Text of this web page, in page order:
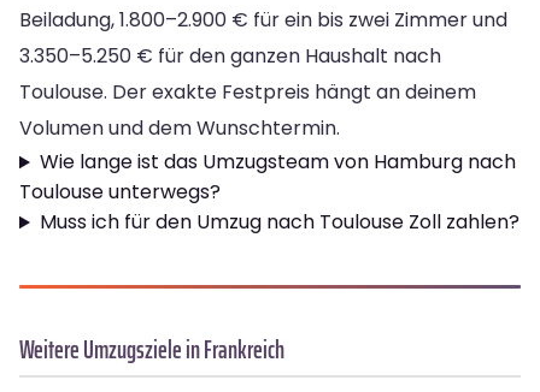
Beiladung, 1.800–2.900 € für ein bis zwei Zimmer und
3.350–5.250 € für den ganzen Haushalt nach
Toulouse. Der exakte Festpreis hängt an deinem
Volumen und dem Wunschtermin.
Wie lange ist das Umzugsteam von Hamburg nach
Toulouse unterwegs?
Muss ich für den Umzug nach Toulouse Zoll zahlen?
Weitere Umzugsziele in Frankreich